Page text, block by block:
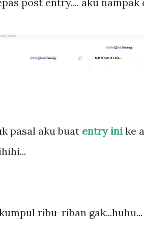
pasal aku buat entry ini ke
ribu-riban gak...huhu...